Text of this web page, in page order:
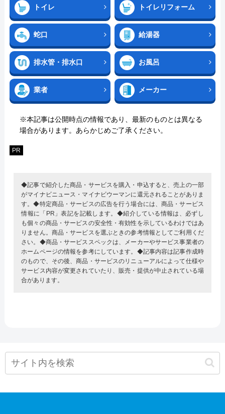
トイレ トイレリフォーム
蛇口 給湯器
排水管・排水口 お風呂
業者 メーカー
※本記事は公開時点の情報であり、最新のものとは異なる
場合があります。あらかじめご了承ください。
PR
◆記事で紹介した商品・サービスを購入・申込すると、売上の一部
がマイナビニュース・マイナビウーマンに還元されることがありま
す。◆特定商品・サービスの広告を行う場合には、商品・サービス
情報に「PR」表記を記載します。◆紹介している情報は、必ずし
も個々の商品・サービスの安全性・有効性を示しているわけではあ
りません。商品・サービスを選ぶときの参考情報としてご利用くだ
さい。◆商品・サービススペックは、メーカーやサービス事業者の
ホームページの情報を参考にしています。◆記事内容は記事作成時
のもので、その後、商品・サービスのリニューアルによって仕様や
サービス内容が変更されていたり、販売・提供が中止されている場
合があります。